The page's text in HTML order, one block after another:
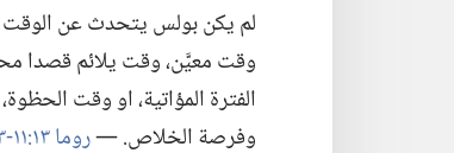
لم يكن بولس يتحدث عن الوقت
وقت معيَّن،‏ وقت يلائم قصدا
الفترة المؤاتية،‏ او وقت
وفرصة الخلاص.‏ —‏روما ١٣:‏١١-‏١٣؛‏